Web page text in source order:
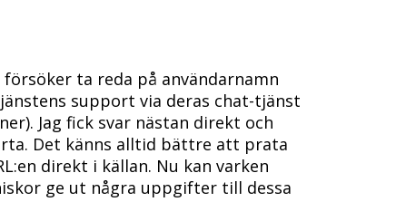
ta reda på användarnamn
support via deras chat-tjänst
Jag fick svar nästan direkt och
Det känns alltid bättre att prata
direkt i källan. Nu kan varken
ge ut några uppgifter till dessa